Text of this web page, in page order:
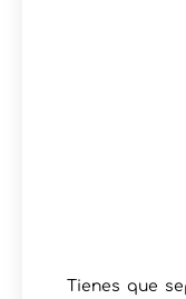
Tienes que